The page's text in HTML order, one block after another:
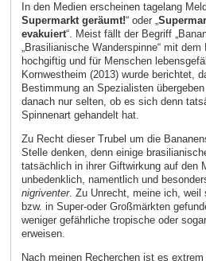
In den Medien erscheinen tagelang
Supermarkt geräumt!“ oder „
evakuiert“. Meist fällt der Begriff
„Brasilianische Wanderspinne“ mit
hochgiftig und für Menschen
Kornwestheim (2013) wurde berichtet,
Bestimmung an Spezialisten
danach nur selten, ob es sich denn
Spinnenart gehandelt hat.
Zu Recht dieser Trubel um die
Stelle denken, denn einige
tatsächlich in ihrer Giftwirkung auf den
unbedenklich, namentlich und
nigriventer. Zu Unrecht, meine ich, weil
bzw. in Super-oder Großmärkten
weniger gefährliche tropische oder
erweisen.
Nach meinen Recherchen ist es